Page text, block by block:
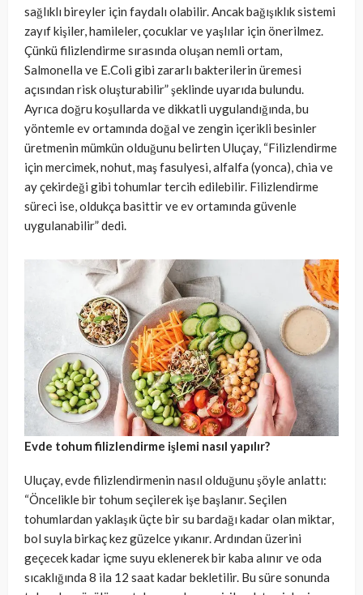
sağlıklı bireyler için faydalı olabilir. Ancak bağışıklık sistemi
zayıf kişiler, hamileler, çocuklar ve yaşlılar için önerilmez.
Çünkü filizlendirme sırasında oluşan nemli ortam,
Salmonella ve E.Coli gibi zararlı bakterilerin üremesi
açısından risk oluşturabilir” şeklinde uyarıda bulundu.
Ayrıca doğru koşullarda ve dikkatli uygulandığında, bu
yöntemle ev ortamında doğal ve zengin içerikli besinler
üretmenin mümkün olduğunu belirten Uluçay, “Filizlendirme
için mercimek, nohut, maş fasulyesi, alfalfa (yonca), chia ve
ay çekirdeği gibi tohumlar tercih edilebilir. Filizlendirme
süreci ise, oldukça basittir ve ev ortamında güvenle
uygulanabilir” dedi.
Evde tohum filizlendirme işlemi nasıl yapılır?
Uluçay, evde filizlendirmenin nasıl olduğunu şöyle anlattı:
“Öncelikle bir tohum seçilerek işe başlanır. Seçilen
tohumlardan yaklaşık üçte bir su bardağı kadar olan miktar,
bol suyla birkaç kez güzelce yıkanır. Ardından üzerini
geçecek kadar içme suyu eklenerek bir kaba alınır ve oda
sıcaklığında 8 ila 12 saat kadar bekletilir. Bu süre sonunda